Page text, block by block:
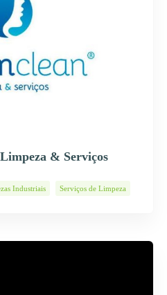
& Serviços
Industriais Serviços de Limpeza